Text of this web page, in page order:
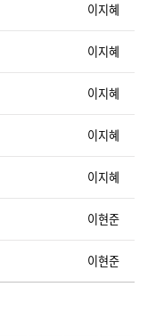
이지혜
이지혜
이지혜
이지혜
이지혜
이현준
이현준